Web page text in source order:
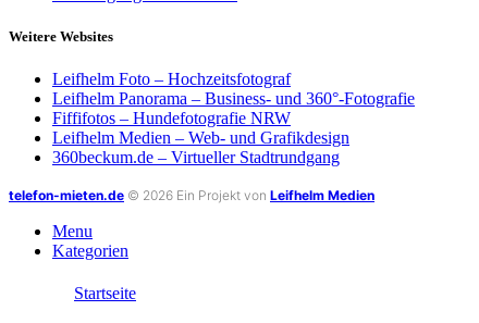
Weitere Websites
Leifhelm Foto – Hochzeitsfotograf
Leifhelm Panorama – Business- und 360°-Fotografie
Fiffifotos – Hundefotografie NRW
Leifhelm Medien – Web- und Grafikdesign
360beckum.de – Virtueller Stadtrundgang
telefon-mieten.de © 2026 Ein Projekt von Leifhelm Medien
Menu
Kategorien
Startseite